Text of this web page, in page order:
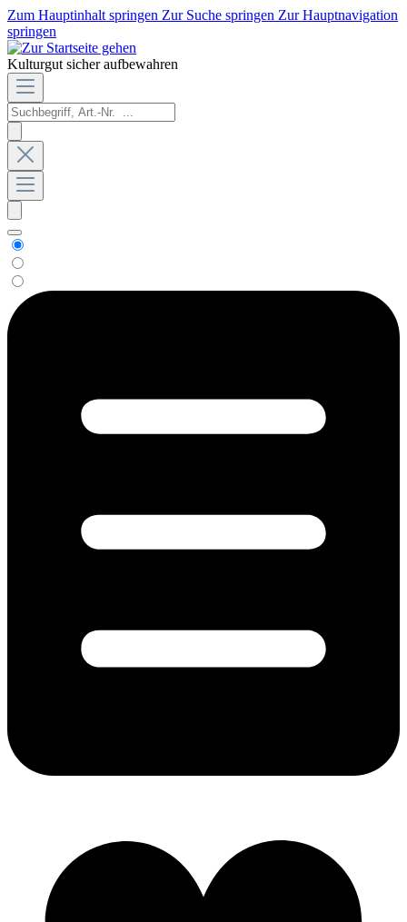
Zum Hauptinhalt springen Zur Suche springen Zur Hauptnavigation
springen
Kulturgut sicher aufbewahren